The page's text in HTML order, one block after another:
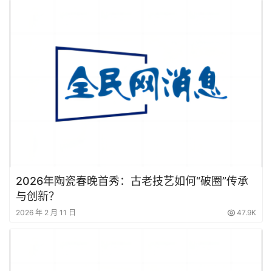
2026年陶瓷春晚首秀：古老技艺如何“破圈”传承
与创新？
2026 年 2 月 11 日 47.9K